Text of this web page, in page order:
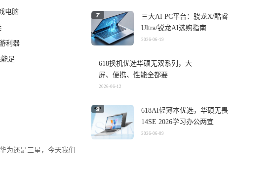
电脑
利器
足
为还是三星，今天我们
三大AI PC平台：骁龙X/酷睿
Ultra/锐龙AI选购指南
2026-06-19
618换机优选华硕无双系列，大
屏、便携、性能全都要
2026-06-12
618AI轻薄本优选，华硕无畏
14SE 2026学习办公两宜
2026-06-09